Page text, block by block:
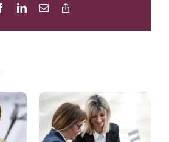
FacebookLinkedIn
E-